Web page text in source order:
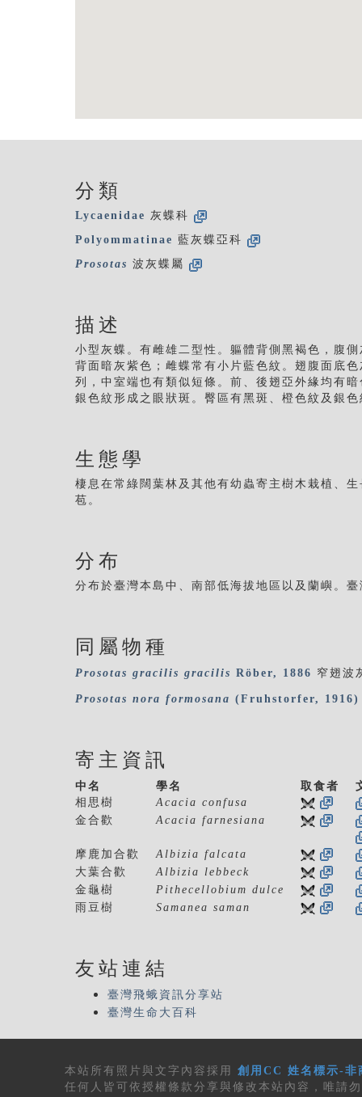
分類
Lycaenidae 灰蝶科
Polyommatinae 藍灰蝶亞科
Prosotas 波灰蝶屬
描述
小型灰蝶。有雌雄二型性。軀體背側黑褐色，腹
背面暗灰紫色；雌蝶常有小片藍色紋。翅腹面底
列，中室端也有類似短條。前、後翅亞外緣均有
銀色紋形成之眼狀斑。臀區有黑斑、橙色紋及銀
生態學
棲息在常綠闊葉林及其他有幼蟲寄主樹木栽植、
苞。
分布
分布於臺灣本島中、南部低海拔地區以及蘭嶼。
同屬物種
Prosotas gracilis gracilis Röber, 1886 窄翅波
Prosotas nora formosana (Fruhstorfer, 1916)
寄主資訊
中名 學名 取食者
相思樹
Acacia confusa
金合歡
Acacia farnesiana
摩鹿加合歡
Albizia falcata
大葉合歡
Albizia lebbeck
金龜樹
Pithecellobium dulce
雨豆樹
Samanea saman
友站連結
臺灣飛蛾資訊分享站
臺灣生命大百科
本站所有 照片與文字內容 採用 創用CC 姓名標示-
任何人皆可依授權條款分享與修改本站內容，唯請